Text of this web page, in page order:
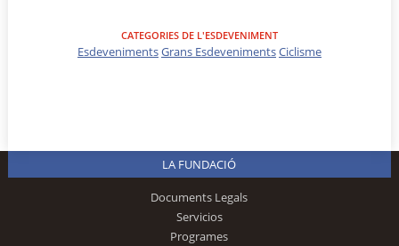
CATEGORIES DE L'ESDEVENIMENT
EsdevenimentsGrans EsdevenimentsCiclisme
LA FUNDACIÓ
Documents Legals
Servicios
Programes